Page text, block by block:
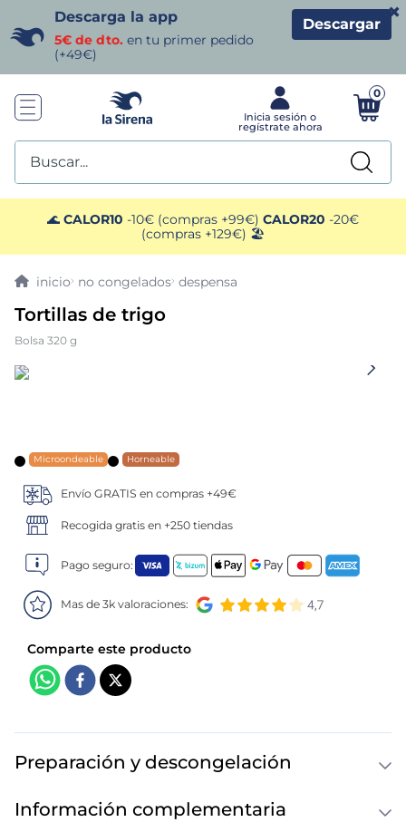
Descarga la app
5€ de dto. en tu primer pedido
(+49€)
Descargar
×
0
Buscar...
🌊 CALOR10 -10€ (compras +99€) CALOR20 -20€
(compras +129€) 🏖️
no congelados despensa
Tortillas de trigo
Bolsa 320 g
Microondeable Horneable
Envío GRATIS en compras +49€
Recogida gratis en +250 tiendas
Pago seguro:
Mas de 3k valoraciones:
Preparación y descongelación
Información complementaria
TÉRMINOS MÁS BUSCADOS
1. helados sirena
gambas
3. patatas
. canelones
8. gambon
9. listísimos
10. pollo